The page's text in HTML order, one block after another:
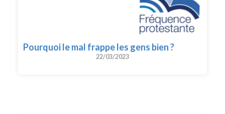
Pourquoi le mal frappe les gens bien ?
22/03/2023